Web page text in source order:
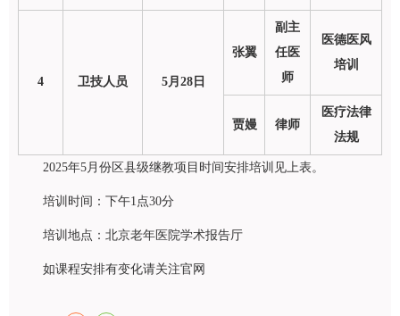
4 卫技人员 5月28日
张翼
副主
任医
师
医德医风
培训
贾嫚 律师
医疗法律
法规
2025年5月份区县级继教项目时间安排培训见上表。
培训时间：下午1点30分
培训地点：北京老年医院学术报告厅
如课程安排有变化请关注官网